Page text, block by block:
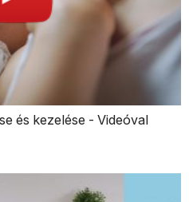
és kezelése - Videóval